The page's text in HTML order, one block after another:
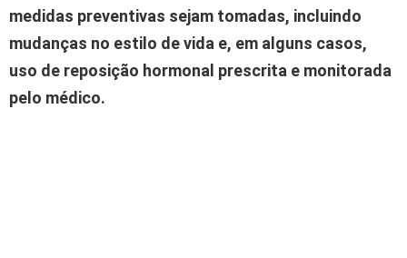
medidas preventivas sejam tomadas, incluindo
mudanças no estilo de vida e, em alguns casos,
uso de reposição hormonal prescrita e monitorada
pelo médico.